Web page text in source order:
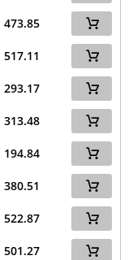
473.85
517.11
293.17
313.48
194.84
380.51
522.87
501.27